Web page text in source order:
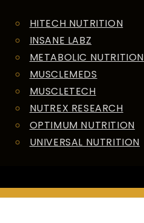
HITECH NUTRITION
INSANE LABZ
METABOLIC NUTRITION
MUSCLEMEDS
MUSCLETECH
NUTREX RESEARCH
OPTIMUM NUTRITION
UNIVERSAL NUTRITION